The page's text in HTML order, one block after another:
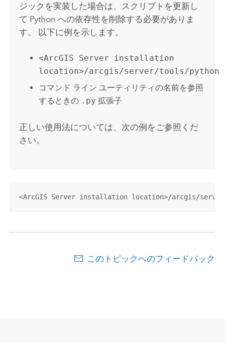
ジックを実装した場合は、スクリプトを更新し
て Python への依存性を削除する必要がありま
す。 以下に例を示します。
<ArcGIS Server installation
location>/arcgis/server/tools/python
コマンド ライン ユーティリティの名前を参照
するときの .py 拡張子
正しい使用法については、次の例をご参照くだ
さい。
<ArcGIS Server installation location>/arcgis/
このトピックへのフィードバック